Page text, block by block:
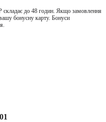
складає до 48 годин. Якщо замовлення
бонусну карту. Бонуси